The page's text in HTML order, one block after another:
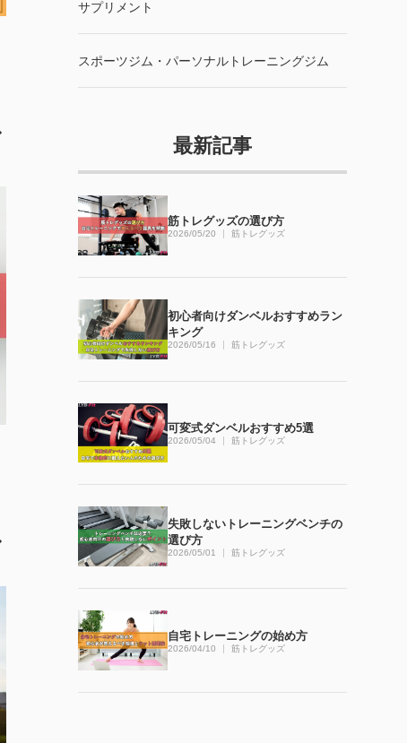
サプリメント
スポーツジム・パーソナルトレーニングジム
最新記事
筋トレグッズの選び方
2026/05/20 筋トレグッズ
初心者向けダンベルおすすめラン
キング
2026/05/16 筋トレグッズ
可変式ダンベルおすすめ5選
2026/05/04 筋トレグッズ
失敗しないトレーニングベンチの
選び方
2026/05/01 筋トレグッズ
自宅トレーニングの始め方
2026/04/10 筋トレグッズ